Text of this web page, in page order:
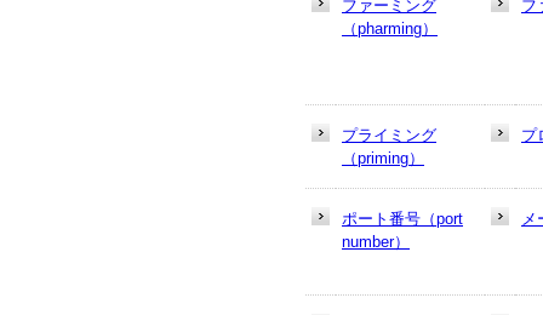
ファーミング
（pharming）
フ
プライミング
（priming）
プ
ポート番号（port
number）
メ